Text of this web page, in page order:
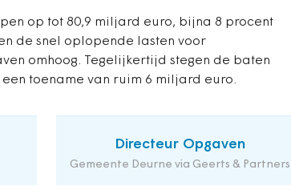
op tot 80,9 miljard euro, bijna 8 procent
de snel oplopende lasten voor
omhoog. Tegelijkertijd stegen de baten
toename van ruim 6 miljard euro.
Directeur Opgaven
Gemeente Deurne via Geerts & Partners